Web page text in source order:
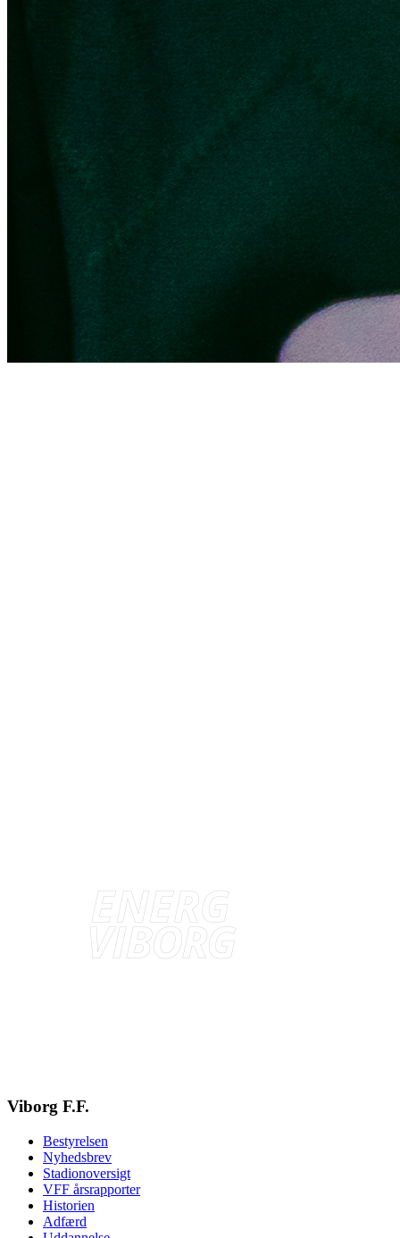
Viborg F.F.
Bestyrelsen
Nyhedsbrev
Stadionoversigt
VFF årsrapporter
Historien
Adfærd